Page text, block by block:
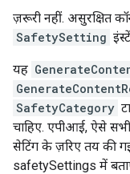
ज़रूरी नहीं. असुरक्षित
SafetySetting
यह
SafetyCategory
चाहिए. एपीआई, ऐसे
सेटिंग के ज़रिए तय की
safetySettings में